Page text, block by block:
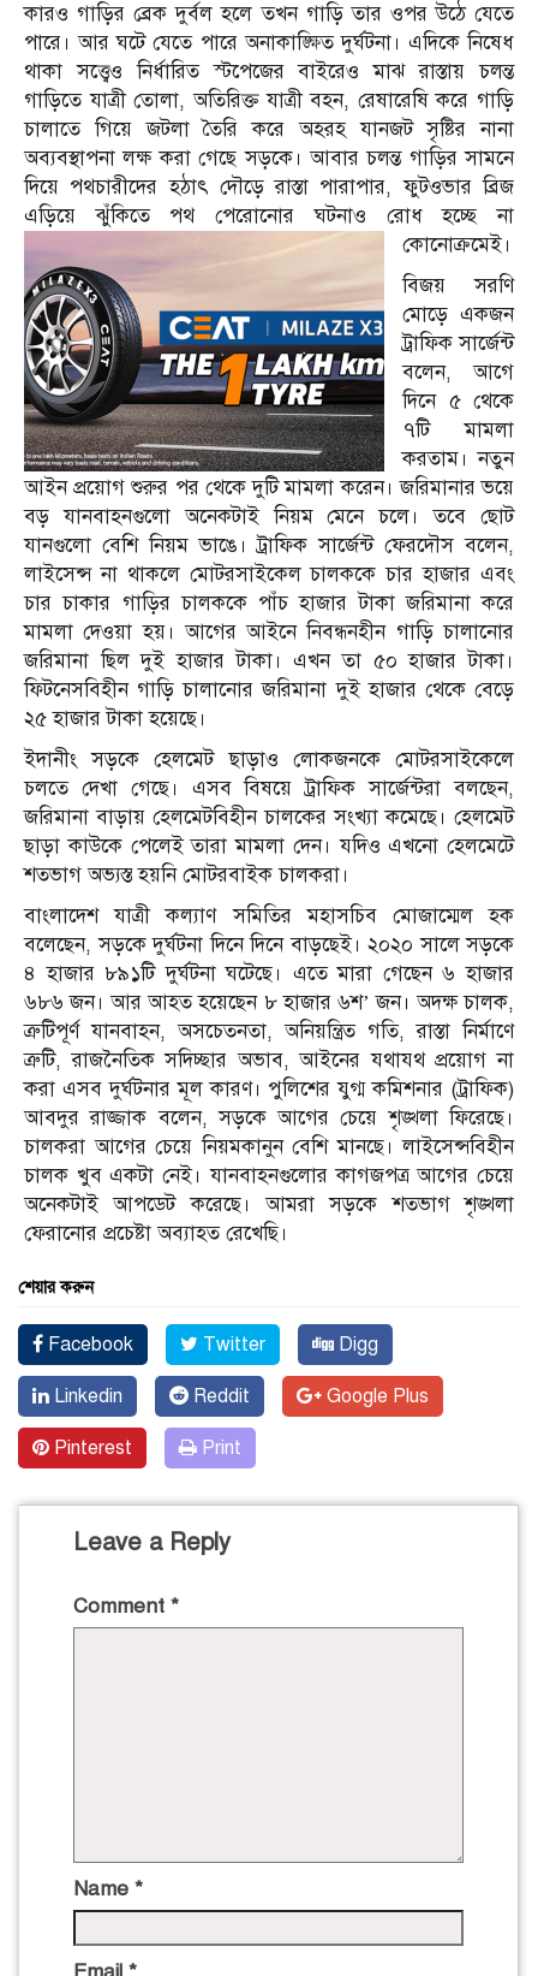
কারও গাড়ির ব্রেক দুর্বল হলে তখন গাড়ি তার ওপর উঠে যেতে
পারে। আর ঘটে যেতে পারে অনাকাঙ্ক্ষিত দুর্ঘটনা। এদিকে নিষেধ
থাকা সত্ত্বেও নির্ধারিত স্টপেজের বাইরেও মাঝ রাস্তায় চলন্ত
গাড়িতে যাত্রী তোলা, অতিরিক্ত যাত্রী বহন, রেষারেষি করে গাড়ি
চালাতে গিয়ে জটলা তৈরি করে অহরহ যানজট সৃষ্টির নানা
অব্যবস্থাপনা লক্ষ করা গেছে সড়কে। আবার চলন্ত গাড়ির সামনে
দিয়ে পথচারীদের হঠাৎ দৌড়ে রাস্তা পারাপার, ফুটওভার ব্রিজ
এড়িয়ে ঝুঁকিতে পথ পেরোনোর ঘটনাও রোধ হচ্ছে না
কোনোক্রমেই।
বিজয় সরণি
মোড়ে একজন
ট্রাফিক সার্জেন্ট
বলেন, আগে
দিনে ৫ থেকে
৭টি মামলা
করতাম। নতুন
আইন প্রয়োগ শুরুর পর থেকে দুটি মামলা করেন। জরিমানার ভয়ে
বড় যানবাহনগুলো অনেকটাই নিয়ম মেনে চলে। তবে ছোট
যানগুলো বেশি নিয়ম ভাঙে। ট্রাফিক সার্জেন্ট ফেরদৌস বলেন,
লাইসেন্স না থাকলে মোটরসাইকেল চালককে চার হাজার এবং
চার চাকার গাড়ির চালককে পাঁচ হাজার টাকা জরিমানা করে
মামলা দেওয়া হয়। আগের আইনে নিবন্ধনহীন গাড়ি চালানোর
জরিমানা ছিল দুই হাজার টাকা। এখন তা ৫০ হাজার টাকা।
ফিটনেসবিহীন গাড়ি চালানোর জরিমানা দুই হাজার থেকে বেড়ে
২৫ হাজার টাকা হয়েছে।
ইদানীং সড়কে হেলমেট ছাড়াও লোকজনকে মোটরসাইকেলে
চলতে দেখা গেছে। এসব বিষয়ে ট্রাফিক সার্জেন্টরা বলছেন,
জরিমানা বাড়ায় হেলমেটবিহীন চালকের সংখ্যা কমেছে। হেলমেট
ছাড়া কাউকে পেলেই তারা মামলা দেন। যদিও এখনো হেলমেটে
শতভাগ অভ্যস্ত হয়নি মোটরবাইক চালকরা।
বাংলাদেশ যাত্রী কল্যাণ সমিতির মহাসচিব মোজাম্মেল হক
বলেছেন, সড়কে দুর্ঘটনা দিনে দিনে বাড়ছেই। ২০২০ সালে সড়কে
৪ হাজার ৮৯১টি দুর্ঘটনা ঘটেছে। এতে মারা গেছেন ৬ হাজার
৬৮৬ জন। আর আহত হয়েছেন ৮ হাজার ৬শ’ জন। অদক্ষ চালক,
ত্রুটিপূর্ণ যানবাহন, অসচেতনতা, অনিয়ন্ত্রিত গতি, রাস্তা নির্মাণে
ত্রুটি, রাজনৈতিক সদিচ্ছার অভাব, আইনের যথাযথ প্রয়োগ না
করা এসব দুর্ঘটনার মূল কারণ। পুলিশের যুগ্ম কমিশনার (ট্রাফিক)
আবদুর রাজ্জাক বলেন, সড়কে আগের চেয়ে শৃঙ্খলা ফিরেছে।
চালকরা আগের চেয়ে নিয়মকানুন বেশি মানছে। লাইসেন্সবিহীন
চালক খুব একটা নেই। যানবাহনগুলোর কাগজপত্র আগের চেয়ে
অনেকটাই আপডেট করেছে। আমরা সড়কে শতভাগ শৃঙ্খলা
ফেরানোর প্রচেষ্টা অব্যাহত রেখেছি।
শেয়ার করুন
Facebook Twitter Digg
Linkedin Reddit Google Plus
Pinterest Print
Leave a Reply
Comment *
Name *